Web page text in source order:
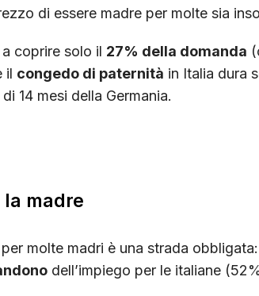
di essere madre per molte sia
coprire solo il 27% della domanda
il congedo di paternità in Italia dura
14 mesi della Germania.
madre
per molte madri è una strada
dell’impiego per le italiane